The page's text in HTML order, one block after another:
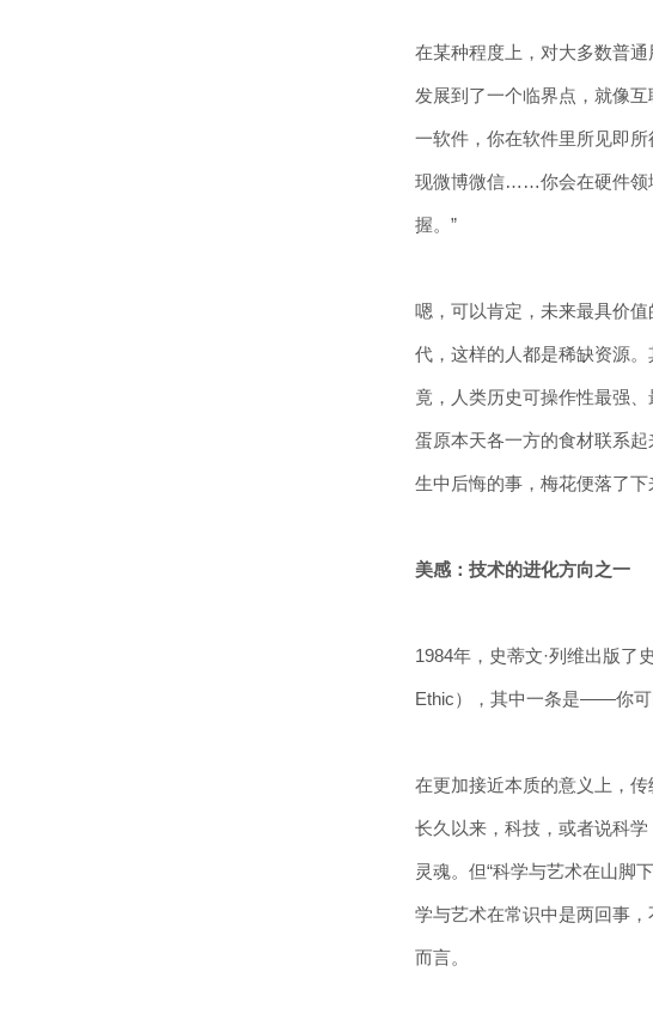
在某种程度上，对大多数普
发展到了一个临界点，就像
一软件，你在软件里所见即
现微博微信……你会在硬件领
握。”
嗯，可以肯定，未来最具价
代，这样的人都是稀缺资源
竟，人类历史可操作性最强
蛋原本天各一方的食材联系
生中后悔的事，梅花便落了下
美感：技术的进化方向之一
1984年，史蒂文·列维出版了
Ethic），其中一条是——你可
在更加接近本质的意义上，
长久以来，科技，或者说科
灵魂。但“科学与艺术在山脚
学与艺术在常识中是两回事
而言。